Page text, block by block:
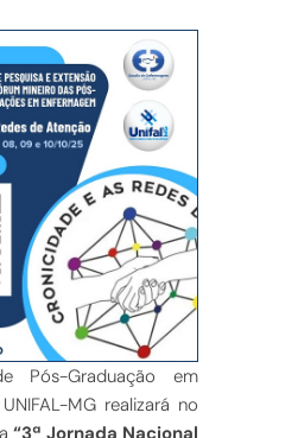
Pós-Graduação em
MG realizará no
“3ª Jornada Nacional